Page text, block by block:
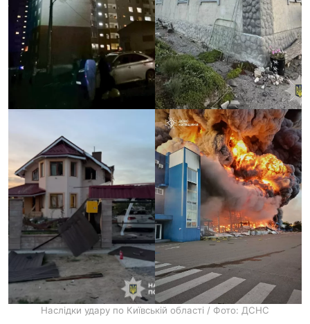
Наслідки удару по Київській області / Фото: ДСНС